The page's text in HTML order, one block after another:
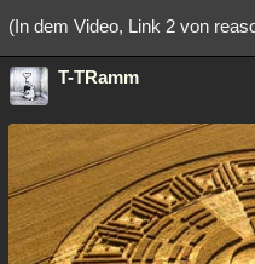
(In dem Video, Link 2 von
T-TRamm